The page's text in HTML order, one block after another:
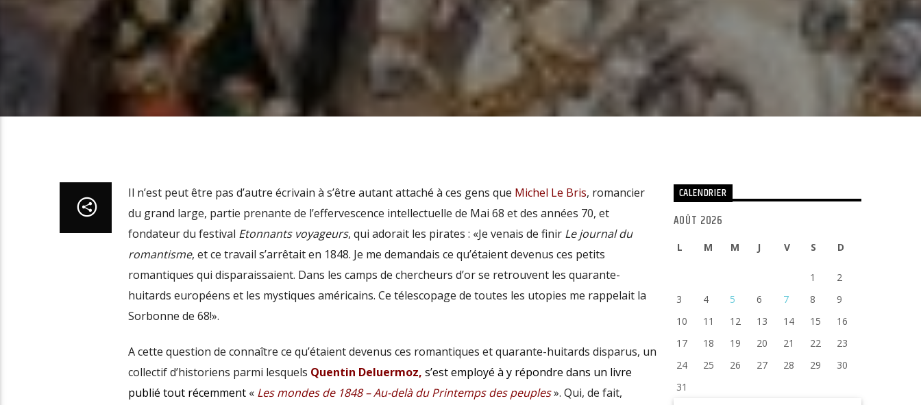
Il n’est peut être pas d’autre écrivain à s’être autant attaché à ces gens que Michel Le Bris, romancier
du grand large, partie prenante de l’effervescence intellectuelle de Mai 68 et des années 70, et
fondateur du festival Etonnants voyageurs, qui adorait les pirates : «Je venais de finir Le journal du
romantisme, et ce travail s’arrêtait en 1848. Je me demandais ce qu’étaient devenus ces petits
romantiques qui disparaissaient. Dans les camps de chercheurs d’or se retrouvent les quarante-
huitards européens et les mystiques américains. Ce télescopage de toutes les utopies me rappelait la
Sorbonne de 68!».
A cette question de connaître ce qu’étaient devenus ces romantiques et quarante-huitards disparus, un
collectif d’historiens parmi lesquels Quentin Deluermoz, s’est employé à y répondre dans un livre
publié tout récemment « Les mondes de 1848 – Au-delà du Printemps des peuples». Qui, de fait,
CALENDRIER
AOÛT 2026
L M M J V S D
1
2
3
4 5 6 7 8
9
10
11 12 13 14 15
16
17
18 19 20 21 22
23
24
25 26 27 28 29
30
31